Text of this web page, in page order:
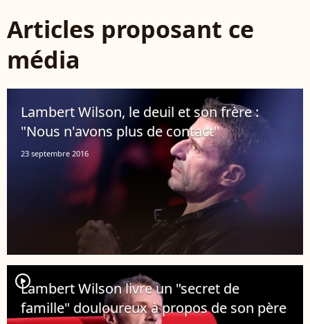
Articles proposant ce
média
Lambert Wilson, le deuil et son frère :
"Nous n'avons plus de contact"
23 septembre 2016
player2
Lambert Wilson livre un "secret de
famille" douloureux à propos de son père